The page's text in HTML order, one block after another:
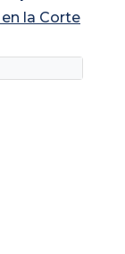
la Corte